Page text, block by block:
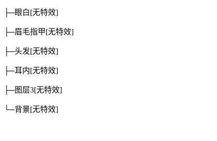
├─眼白 [无特效]
├─眉毛指甲 [无特效]
├─头发[无特效]
├─耳内 [无特效]
├─图层3[无特效]
└─背景[无特效]